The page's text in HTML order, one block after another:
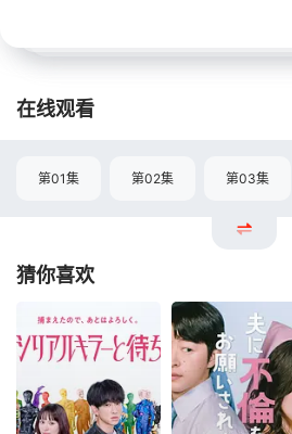
在线观看
第01集 第02集 第03集
猜你喜欢